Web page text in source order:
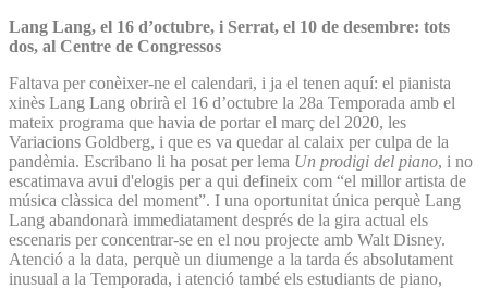
Lang Lang, el 16 d’octubre, i Serrat, el 10 de desembre: tots
dos, al Centre de Congressos
Faltava per conèixer-ne el calendari, i ja el tenen aquí: el pianista
xinès Lang Lang obrirà el 16 d’octubre la 28a Temporada amb el
mateix programa que havia de portar el març del 2020, les
Variacions Goldberg, i que es va quedar al calaix per culpa de la
pandèmia. Escribano li ha posat per lema Un prodigi del piano, i no
escatimava avui d'elogis per a qui defineix com “el millor artista de
música clàssica del moment”. I una oportunitat única perquè Lang
Lang abandonarà immediatament després de la gira actual els
escenaris per concentrar-se en el nou projecte amb Walt Disney.
Atenció a la data, perquè un diumenge a la tarda és absolutament
inusual a la Temporada, i atenció també els estudiants de piano,